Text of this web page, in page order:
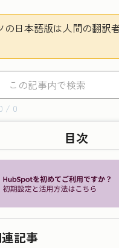
日本語版は人間の翻訳
/ 0
目次
記事